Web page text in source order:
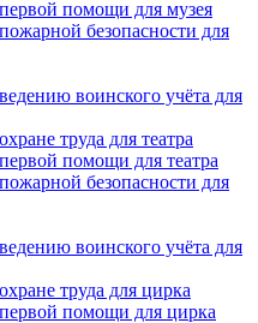
помощи для музея
безопасности для
воинского учёта для
труда для театра
помощи для театра
безопасности для
воинского учёта для
труда для цирка
помощи для цирка